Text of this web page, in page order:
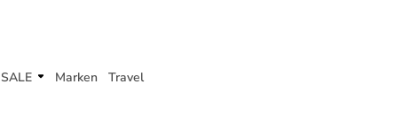
SALE Marken Travel